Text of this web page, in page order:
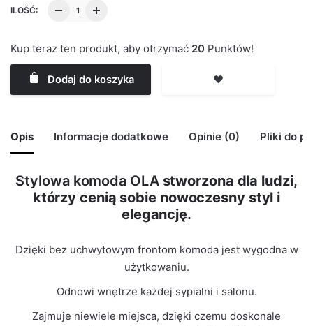
ILOŚĆ:
Kup teraz ten produkt, aby otrzymać 20 Punktów!
Dodaj do koszyka ❤️
Opis Informacje dodatkowe Opinie (0) Pliki do
Stylowa komoda OLAstworzona dla ludzi,
którzy cenią sobie nowoczesny styl i
elegancję.
Dzięki bez uchwytowym frontom komoda jest wygodna w
użytkowaniu.
Odnowi wnętrze każdej sypialni i salonu.
Zajmuje niewiele miejsca, dzięki czemu doskonale
Waga 29 kg
Szary Mat
paczek
🙁 Nie ma jeszcze opinii o tym produkcie..
Only logged in customers who have purchased this